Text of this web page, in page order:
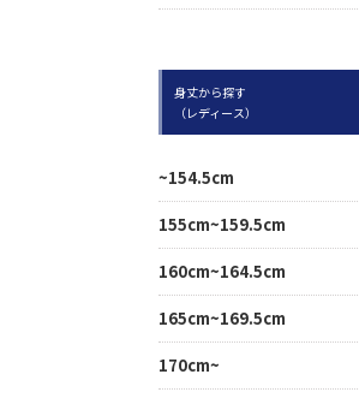
身丈から探す
（レディース）
~154.5cm
155cm~159.5cm
160cm~164.5cm
165cm~169.5cm
170cm~